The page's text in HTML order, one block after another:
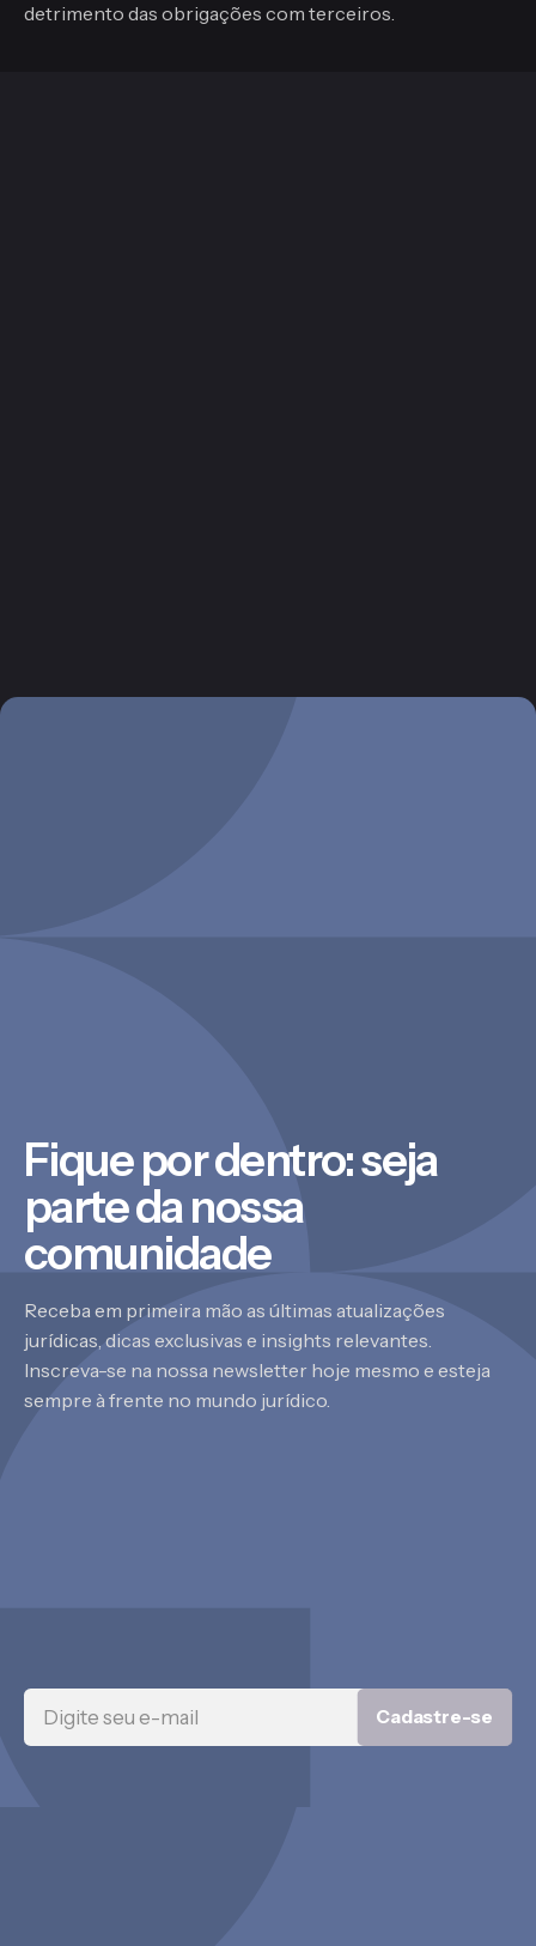
detrimento das obrigações com terceiros.
Fique por dentro: seja
parte da nossa
comunidade
Receba em primeira mão as últimas atualizações
jurídicas, dicas exclusivas e insights relevantes.
Inscreva-se na nossa newsletter hoje mesmo e esteja
sempre à frente no mundo jurídico.
Cadastre-se